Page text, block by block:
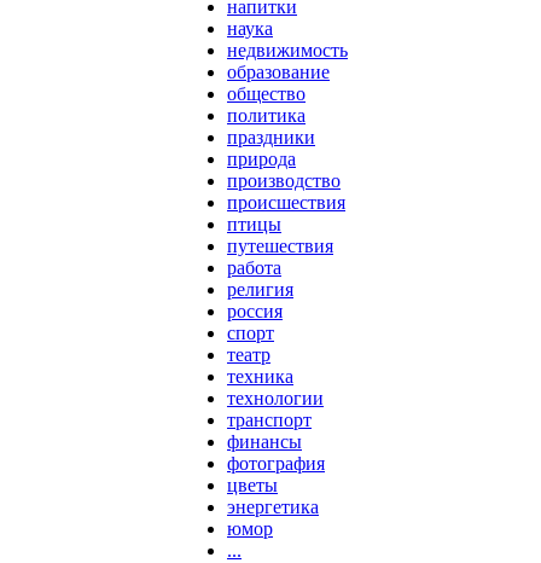
напитки
наука
недвижимость
образование
общество
политика
праздники
природа
производство
происшествия
птицы
путешествия
работа
религия
россия
спорт
театр
техника
технологии
транспорт
финансы
фотография
цветы
энергетика
юмор
...